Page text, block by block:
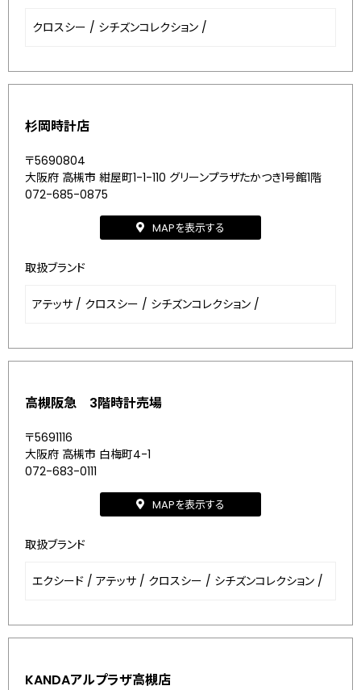
クロスシー / シチズンコレクション /
杉岡時計店
〒5690804
大阪府 高槻市 紺屋町1-1-110 グリーンプラザたかつき1号館1階
072-685-0875
MAPを表示する
取扱ブランド
アテッサ / クロスシー / シチズンコレクション /
高槻阪急 3階時計売場
〒5691116
大阪府 高槻市 白梅町4-1
072-683-0111
MAPを表示する
取扱ブランド
エクシード / アテッサ / クロスシー / シチズンコレクション /
KANDAアルプラザ高槻店